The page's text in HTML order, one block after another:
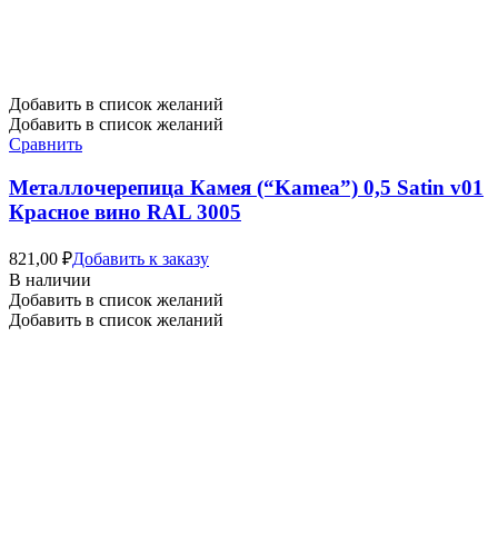
Добавить в список желаний
Добавить в список желаний
Сравнить
Металлочерепица Камея (“Kamea”) 0,5 Satin v01
Красное вино RAL 3005
821,00 ₽Добавить к заказу
В наличии
Добавить в список желаний
Добавить в список желаний